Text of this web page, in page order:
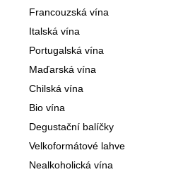
Francouzská vína
Italská vína
Portugalská vína
Maďarská vína
Chilská vína
Bio vína
Degustační balíčky
Velkoformátové lahve
Nealkoholická vína